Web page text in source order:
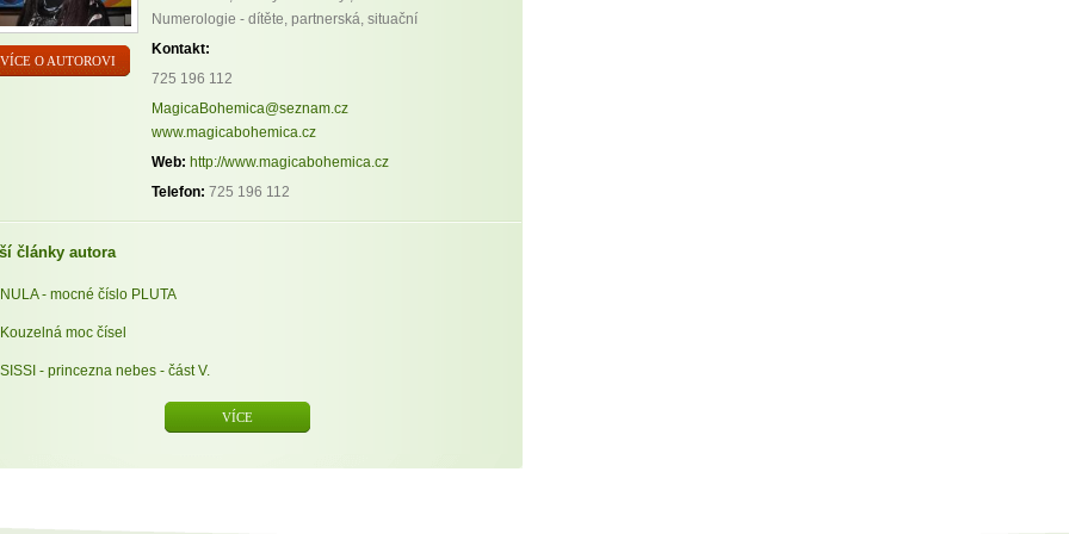
VÍCE O AUTOROVI
Numerologie - dítěte, partnerská, situační
Kontakt:
725 196 112
MagicaBohemica@seznam.cz
www.magicabohemica.cz
Web: http://www.magicabohemica.cz
Telefon: 725 196 112
články autora
NULA - mocné číslo PLUTA
Kouzelná moc čísel
SISSI - princezna nebes - část V.
VÍCE